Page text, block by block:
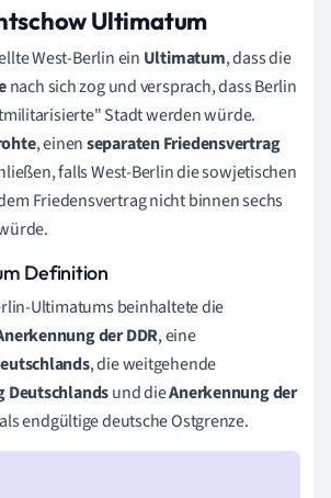
Ultimatum
West-Berlin ein Ultimatum, dass die
nach sich zog und versprach, dass Berlin
Stadt werden würde.
, einenseparaten Friedensvertrag
falls West-Berlin die sowjetischen
Friedensvertrag nicht binnen sechs
Definition
Ultimatums beinhaltete die
der DDR, eine
, die weitgehende
und dieAnerkennung der
endgültige deutsche Ostgrenze.